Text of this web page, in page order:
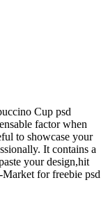
Cup psd
factor when
to showcase your
It contains a
your design,hit
for freebie psd